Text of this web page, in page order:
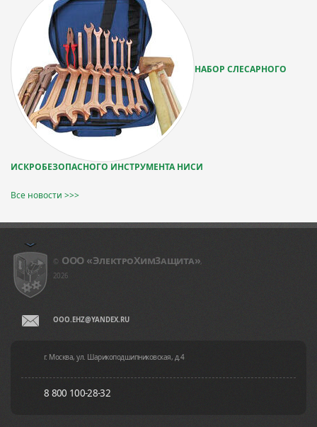
НАБОР СЛЕСАРНОГО
ИСКРОБЕЗОПАСНОГО ИНСТРУМЕНТА НИСИ
Все новости >>>
© ООО «ЭлeктpoXим3aщитa»,
2026
OOO.EHZ@YANDEX.RU
г. Москва, ул. Шарикоподшипниковская, д.4
8 800 100-28-32